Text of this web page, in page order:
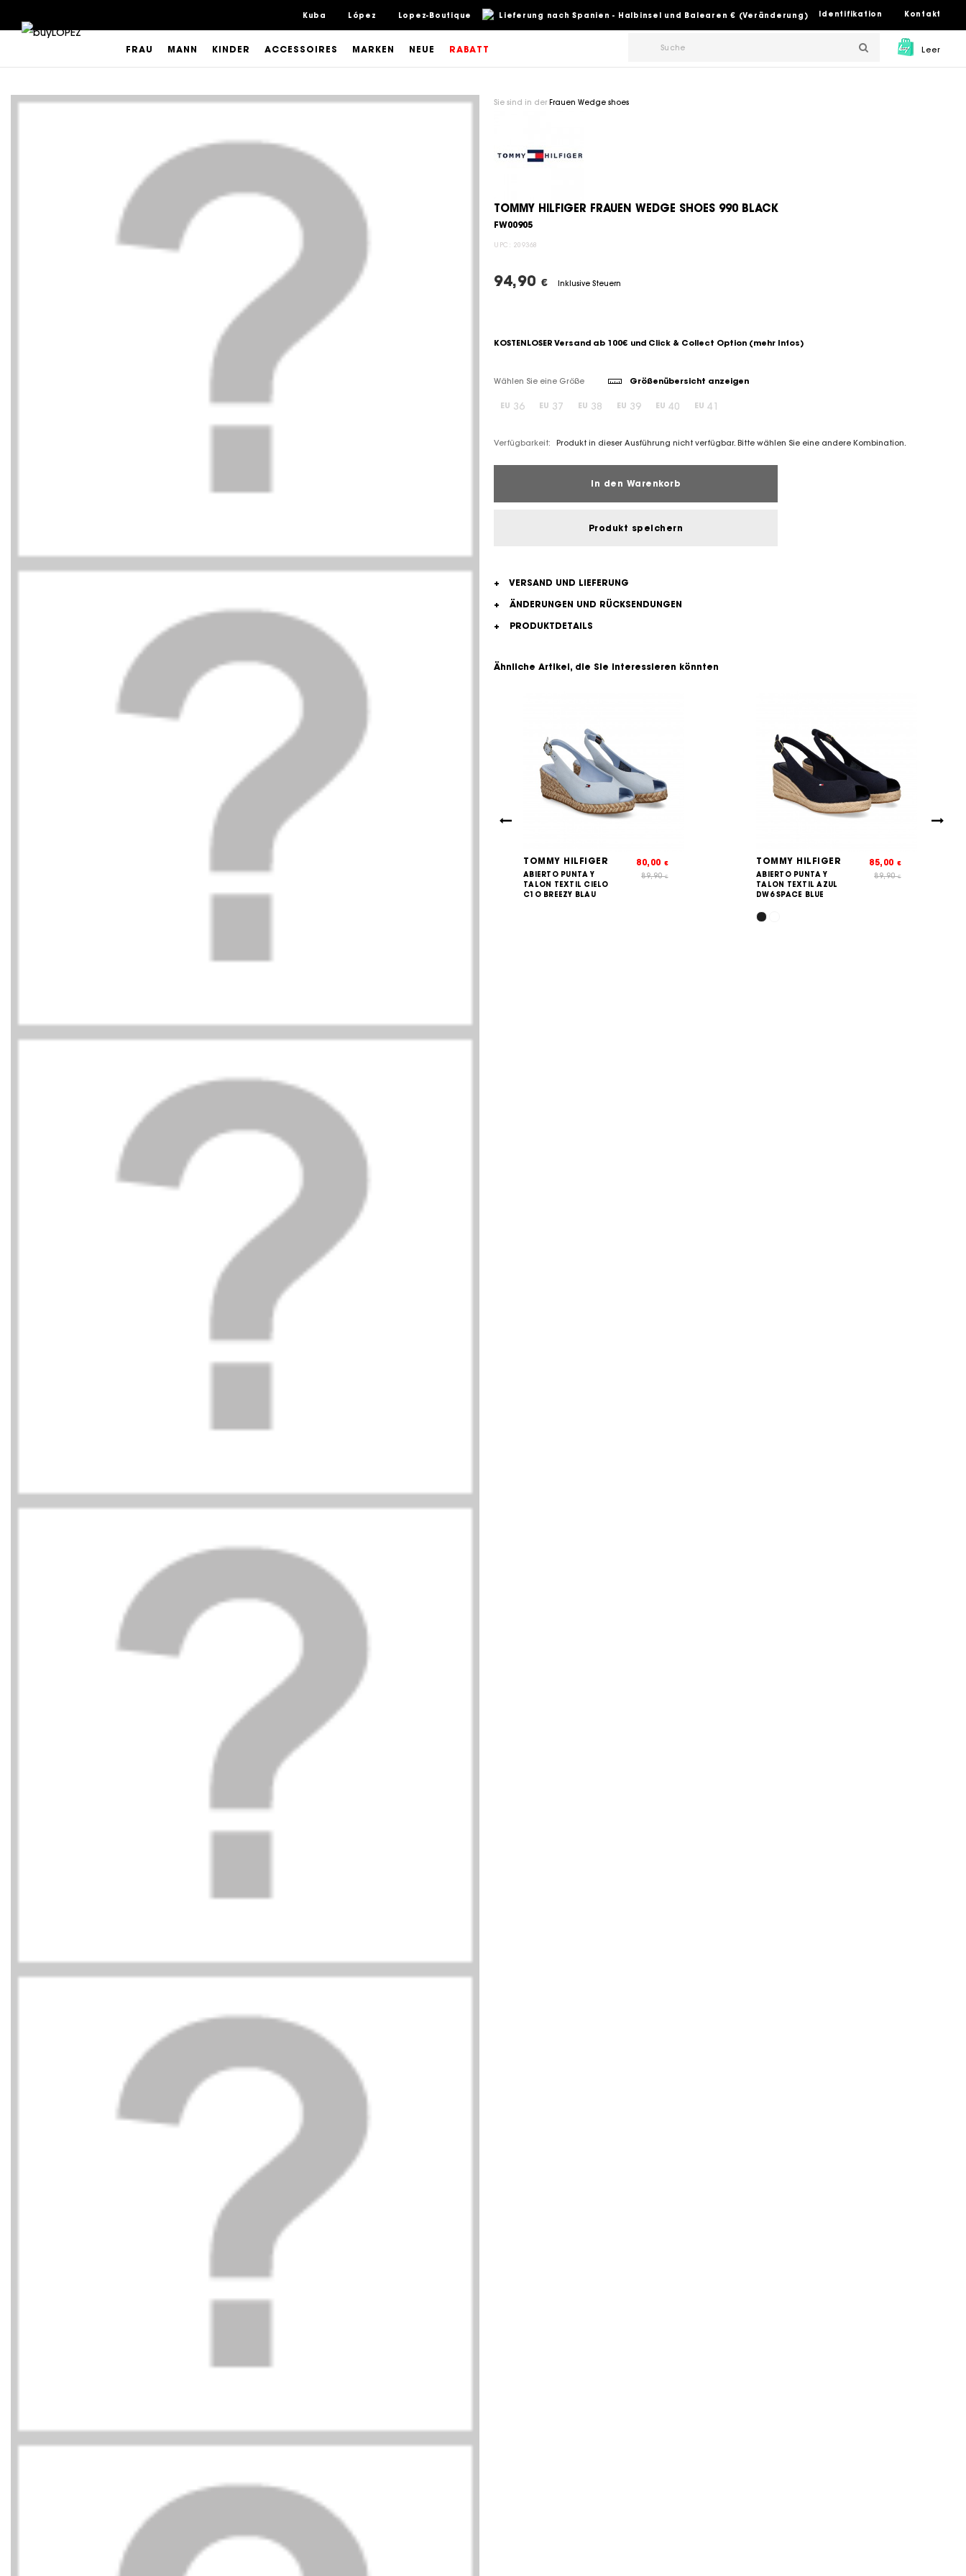
Kontakt
Identifikation
Lieferung nach Spanien - Halbinsel und Balearen € (Veränderung)
Kuba López Lopez-Boutique
Leer
FRAU MANN KINDER ACCESSOIRES MARKEN NEUE RABATT
Sie sind in der Frauen Wedge shoes
TOMMY HILFIGER FRAUEN WEDGE SHOES 990 BLACK
FW00905
UPC: 209368
94,90 € Inklusive Steuern
KOSTENLOSER Versand ab 100€ und Click & Collect Option (mehr Infos)
Wählen Sie eine Größe Größenübersicht anzeigen
EU 36 EU 37 EU 38 EU 39 EU 40 EU 41
Verfügbarkeit: Produkt in dieser Ausführung nicht verfügbar. Bitte wählen Sie eine andere Kombination.
In den Warenkorb
Produkt speichern
+
VERSAND UND LIEFERUNG
+
ÄNDERUNGEN UND RÜCKSENDUNGEN
+
PRODUKTDETAILS
Ähnliche Artikel, die Sie interessieren könnten
TOMMY HILFIGER
ABIERTO PUNTA Y
TALON TEXTIL CIELO
C1O BREEZY BLAU
80,00€
89,90€
TOMMY HILFIGER
ABIERTO PUNTA Y
TALON TEXTIL AZUL
DW6 SPACE BLUE
85,00€
89,90€